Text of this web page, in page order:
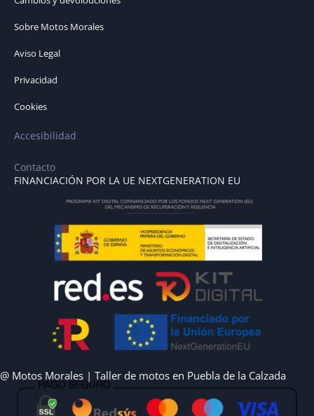
Sobre Motos Morales
Aviso Legal
Privacidad
Cookies
Accesibilidad
Contacto
FINANCIACIÓN POR LA UE NEXTGENERATION EU
@ Motos Morales | Taller de motos en Puebla de la Calzada